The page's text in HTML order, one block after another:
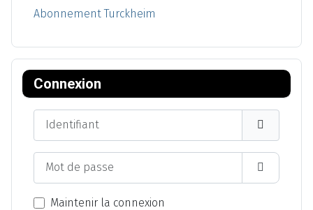
Abonnement Turckheim
Connexion
Identifiant
Mot de passe
Afficher
Maintenir la connexion